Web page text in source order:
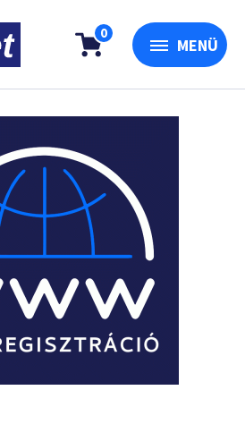
0
MENÜ